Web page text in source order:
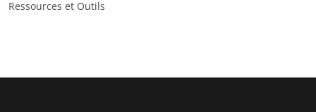
Ressources et Outils